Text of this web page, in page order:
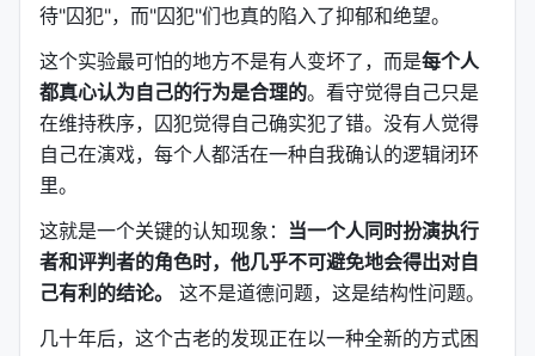
待"囚犯"，而"囚犯"们也真的陷入了抑郁和绝望。
这个实验最可怕的地方不是有人变坏了，而是每个人
都真心认为自己的行为是合理的。看守觉得自己只是
在维持秩序，囚犯觉得自己确实犯了错。没有人觉得
自己在演戏，每个人都活在一种自我确认的逻辑闭环
里。
这就是一个关键的认知现象： 当一个人同时扮演执行
者和评判者的角色时，他几乎不可避免地会得出对自
己有利的结论。
这不是道德问题，这是结构性问题。
几十年后，这个古老的发现正在以一种全新的方式困